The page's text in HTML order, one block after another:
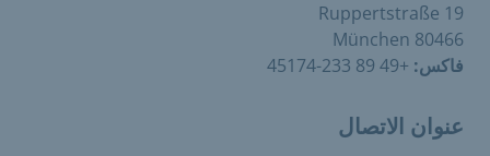
Ruppertstraße 19
80466 München
فاكس: +49 89 233-45174
عنوان الاتصال